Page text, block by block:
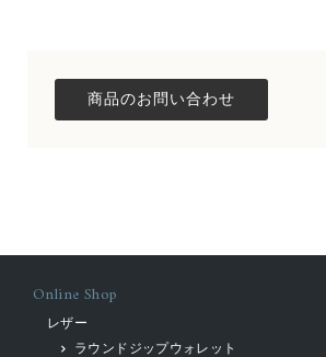
Online Shop
レザー
ラウンドジップウォレット